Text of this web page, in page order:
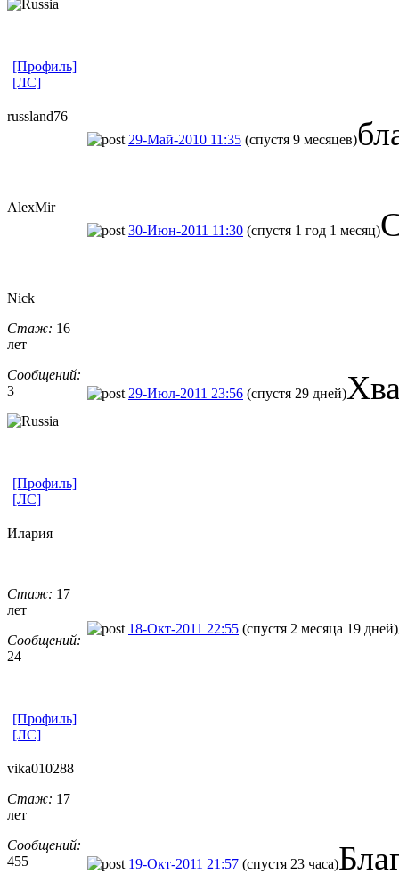
[Профиль]
[ЛС]
russland76
29-Май-2010 11:35 (спустя 9 месяцев)
AlexMir
30-Июн-2011 11:30 (спустя 1 год 1 месяц)
Nick
Стаж: 16
лет
Сообщений:
3
29-Июл-2011 23:56 (спустя 29 дней)
[Профиль]
[ЛС]
Илария
Стаж: 17
лет
Сообщений:
24
18-Окт-2011 22:55 (спустя 2 месяца 19 дней)
[Профиль]
[ЛС]
vika010288
Стаж: 17
лет
Сообщений:
455
19-Окт-2011 21:57 (спустя 23 часа)